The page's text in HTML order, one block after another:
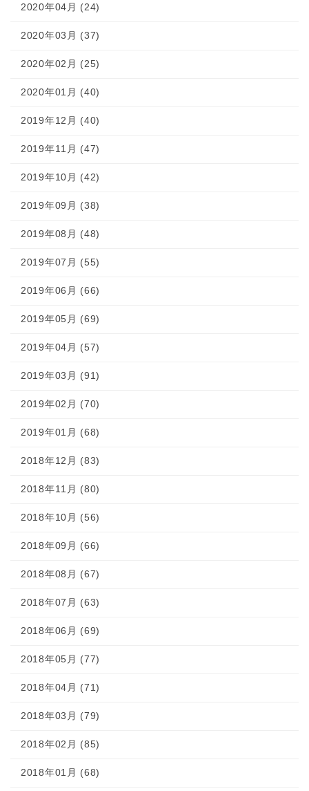
2020年04月 (24)
2020年03月 (37)
2020年02月 (25)
2020年01月 (40)
2019年12月 (40)
2019年11月 (47)
2019年10月 (42)
2019年09月 (38)
2019年08月 (48)
2019年07月 (55)
2019年06月 (66)
2019年05月 (69)
2019年04月 (57)
2019年03月 (91)
2019年02月 (70)
2019年01月 (68)
2018年12月 (83)
2018年11月 (80)
2018年10月 (56)
2018年09月 (66)
2018年08月 (67)
2018年07月 (63)
2018年06月 (69)
2018年05月 (77)
2018年04月 (71)
2018年03月 (79)
2018年02月 (85)
2018年01月 (68)